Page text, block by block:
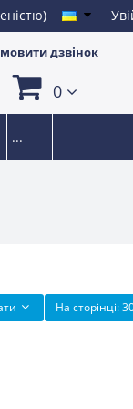
дзвінок
0
...
На сторінці: